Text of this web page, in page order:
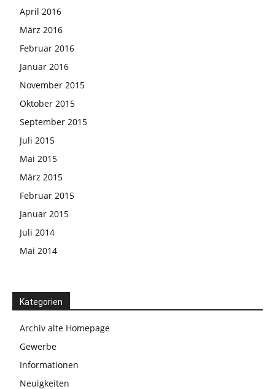
April 2016
März 2016
Februar 2016
Januar 2016
November 2015
Oktober 2015
September 2015
Juli 2015
Mai 2015
März 2015
Februar 2015
Januar 2015
Juli 2014
Mai 2014
Kategorien
Archiv alte Homepage
Gewerbe
Informationen
Neuigkeiten